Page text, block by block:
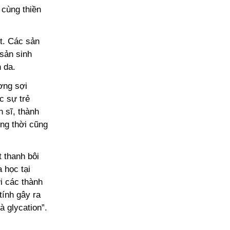
thiền
Các sản
sinh
da.
sợi
sự trẻ
sĩ, thành
thời cũng
thanh bôi
học tại
các thành
gây ra
glycation”.